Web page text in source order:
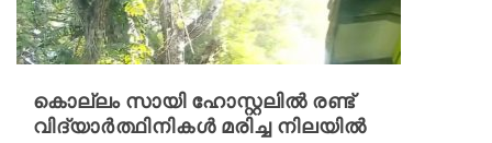
കൊല്ലം സായി ഹോസ്റ്റലില്‍ രണ്ട്
വിദ്യാര്‍ത്ഥിനികള്‍ മരിച്ച നിലയില്‍